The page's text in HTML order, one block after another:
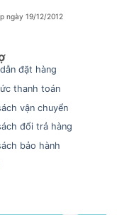
ngày 19/12/2012
đặt hàng
thanh toán
vận chuyển
đổi trả hàng
bảo hành